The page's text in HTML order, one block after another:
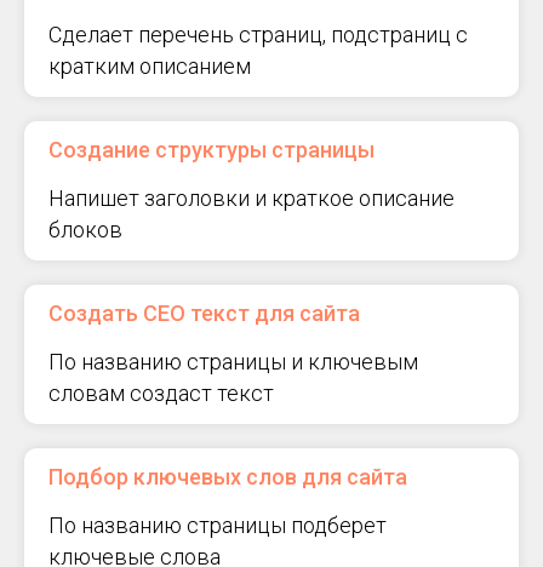
Сделает перечень страниц, подстраниц с
кратким описанием
Создание структуры страницы
Напишет заголовки и краткое описание
блоков
Создать СЕО текст для сайта
По названию страницы и ключевым
словам создаст текст
Подбор ключевых слов для сайта
По названию страницы подберет
ключевые слова